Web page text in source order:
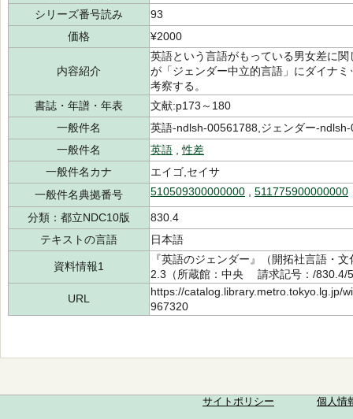
シリーズ番号読み
93
価格
¥2000
内容紹介
英語という言語がもっている男女差に
が「ジェンダー中立的言語」にダイナ
考察する。
書誌・年譜・年表
文献:p173～180
一般件名
英語-ndlsh-00561788,ジェンダー-
一般件名
英語 ,性差
一般件名カナ
エイゴ,セイサ
一般件名典拠番号
510509300000000 511775900000000
分類：都立NDC10版
830.4
テキストの言語
日本語
資料情報1
『英語のジェンダー』（開拓社言語
2.3（所蔵館：中央 請求記号：/
URL
https://catalog.library.metro.tokyo.lg.jp/
967320
サイトポリシー 個人情